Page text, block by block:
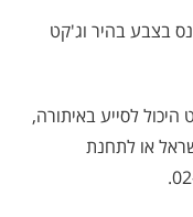
מכנסי ג'ינס בצבע בהיר וג'קט
לסייע באיתורה,
משטרת ישראל או לתחנת